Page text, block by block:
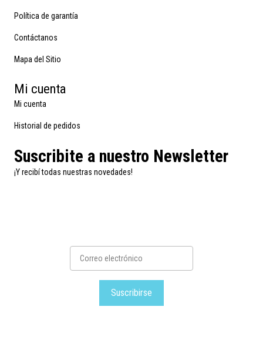
Política de garantía
Contáctanos
Mapa del Sitio
Mi cuenta
Mi cuenta
Historial de pedidos
Suscribite a nuestro Newsletter
¡Y recibí todas nuestras novedades!
Suscribirse